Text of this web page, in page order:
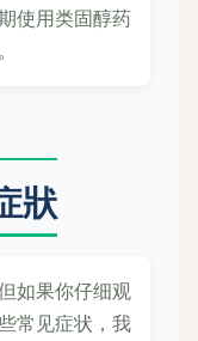
使用类固醇药
狀
如果你仔细观
常见症状，我